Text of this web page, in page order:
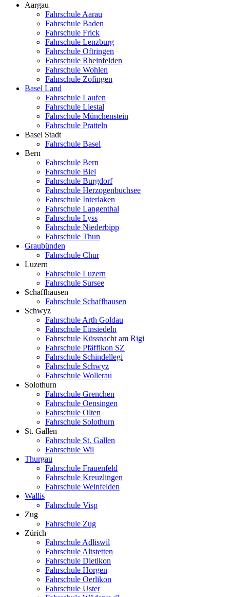
Aargau
Fahrschule Aarau
Fahrschule Baden
Fahrschule Frick
Fahrschule Lenzburg
Fahrschule Oftringen
Fahrschule Rheinfelden
Fahrschule Wohlen
Fahrschule Zofingen
Basel Land
Fahrschule Laufen
Fahrschule Liestal
Fahrschule Münchenstein
Fahrschule Pratteln
Basel Stadt
Fahrschule Basel
Bern
Fahrschule Bern
Fahrschule Biel
Fahrschule Burgdorf
Fahrschule Herzogenbuchsee
Fahrschule Interlaken
Fahrschule Langenthal
Fahrschule Lyss
Fahrschule Niederbipp
Fahrschule Thun
Graubünden
Fahrschule Chur
Luzern
Fahrschule Luzern
Fahrschule Sursee
Schaffhausen
Fahrschule Schaffhausen
Schwyz
Fahrschule Arth Goldau
Fahrschule Einsiedeln
Fahrschule Küssnacht am Rigi
Fahrschule Pfäffikon SZ
Fahrschule Schindellegi
Fahrschule Schwyz
Fahrschule Wollerau
Solothurn
Fahrschule Grenchen
Fahrschule Oensingen
Fahrschule Olten
Fahrschule Solothurn
St. Gallen
Fahrschule St. Gallen
Fahrschule Wil
Thurgau
Fahrschule Frauenfeld
Fahrschule Kreuzlingen
Fahrschule Weinfelden
Wallis
Fahrschule Visp
Zug
Fahrschule Zug
Zürich
Fahrschule Adliswil
Fahrschule Altstetten
Fahrschule Dietikon
Fahrschule Horgen
Fahrschule Oerlikon
Fahrschule Uster